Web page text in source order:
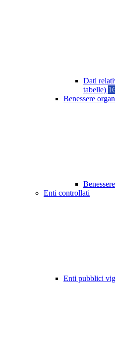
Dati
tabelle)
Benessere
Enti controllati
Enti pubblici